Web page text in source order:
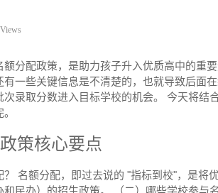
Views
额分配政策，是助力孩子升入优质高中的重
有一些关键信息是不清楚的，也就导致后面
录取分数进入目标学校的机会。 今天将结
策核心要点
？ 名额分配，即过去说的 "指标到校"，是
民办）的招生政策。 （二）哪些学校参与